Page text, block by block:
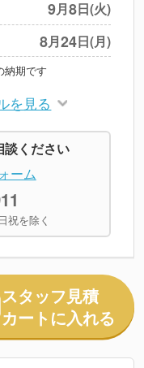
記小計は税別です
9月8日(火)
8月24日(月)
納期です
を見る
談ください
ーム
祝を除く
スタッフ見積
カートに入れる